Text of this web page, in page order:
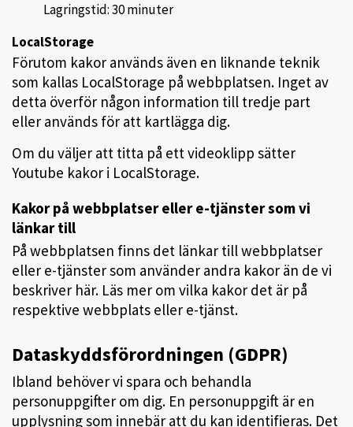
Lagringstid: 30 minuter
LocalStorage
Förutom kakor används även en liknande teknik
som kallas LocalStorage på webbplatsen. Inget av
detta överför någon information till tredje part
eller används för att kartlägga dig.
Om du väljer att titta på ett videoklipp sätter
Youtube kakor i LocalStorage.
Kakor på webbplatser eller e-tjänster som vi
länkar till
På webbplatsen finns det länkar till webbplatser
eller e-tjänster som använder andra kakor än de vi
beskriver här. Läs mer om vilka kakor det är på
respektive webbplats eller e-tjänst.
Dataskyddsförordningen (GDPR)
Ibland behöver vi spara och behandla
personuppgifter om dig. En personuppgift är en
upplysning som innebär att du kan identifieras. Det